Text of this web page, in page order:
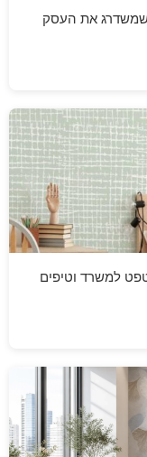
שמשדרג את העסק
למשרד וטיפים